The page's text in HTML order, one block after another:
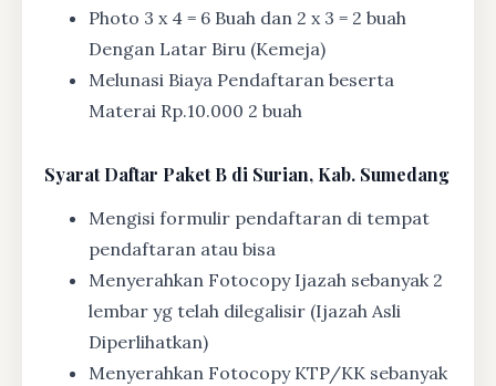
Photo 3 x 4 = 6 Buah dan 2 x 3 = 2 buah
Dengan Latar Biru (Kemeja)
Melunasi Biaya Pendaftaran beserta
Materai Rp.10.000 2 buah
SyaratDaftar Paket B di Surian, Kab. Sumedang
Mengisi formulir pendaftaran di tempat
pendaftaran atau bisa
Menyerahkan Fotocopy Ijazah sebanyak 2
lembar yg telah dilegalisir (Ijazah Asli
Diperlihatkan)
Menyerahkan Fotocopy KTP/KK sebanyak